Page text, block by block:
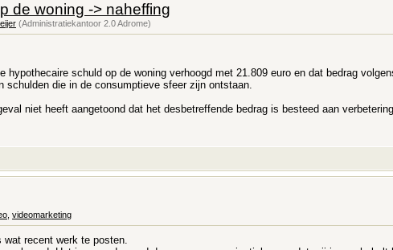
de woning -> naheffing
(Administratiekantoor 2.0 Adrome)
hypothecaire schuld op de woning verhoogd met 21.809 euro en dat bedrag
die in de consumptieve sfeer zijn ontstaan.
niet heeft aangetoond dat het desbetreffende bedrag is besteed aan
videomarketing
recent werk te posten.